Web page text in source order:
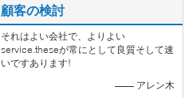
顧客の検討
それはよい会社で、よりよい
service.theseが常にとして良質そして速
いですあります!
—— アレン木